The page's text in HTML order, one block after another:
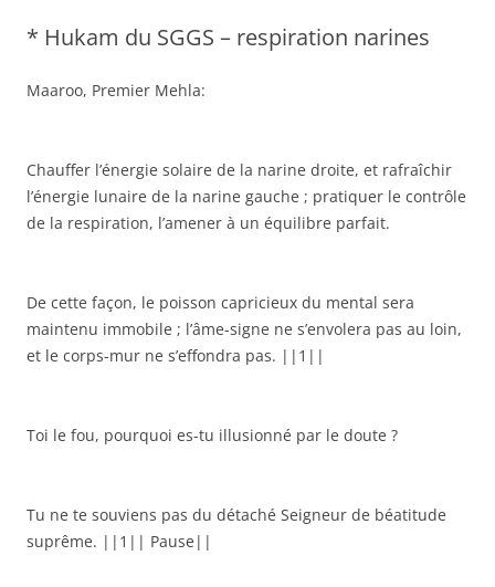
* Hukam du SGGS – respiration narines
Maaroo, Premier Mehla:
Chauffer l’énergie solaire de la narine droite, et rafraîchir
l’énergie lunaire de la narine gauche ; pratiquer le contrôle
de la respiration, l’amener à un équilibre parfait.
De cette façon, le poisson capricieux du mental sera
maintenu immobile ; l’âme-signe ne s’envolera pas au loin,
et le corps-mur ne s’effondra pas. ||1||
Toi le fou, pourquoi es-tu illusionné par le doute ?
Tu ne te souviens pas du détaché Seigneur de béatitude
suprême. ||1|| Pause||